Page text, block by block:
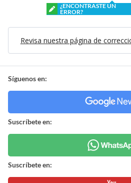
¿ENCONTRASTE UN
ERROR?
Revisa nuestra página de
Síguenos en:
Suscríbete en:
Suscríbete en: